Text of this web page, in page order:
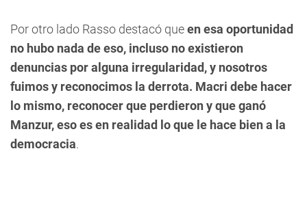
Por otro lado Rasso destacó que en esa oportunidad
no hubo nada de eso, incluso no existieron
denuncias por alguna irregularidad, y nosotros
fuimos y reconocimos la derrota. Macri debe hacer
lo mismo, reconocer que perdieron y que ganó
Manzur, eso es en realidad lo que le hace bien a la
democracia.